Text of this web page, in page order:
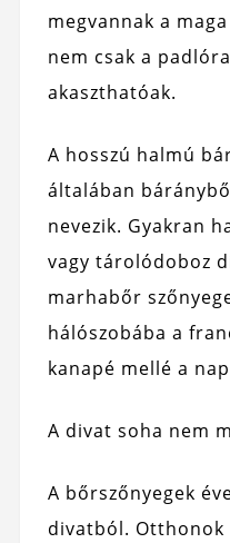
megvannak a
nem csak a
akaszthatóak.
A hosszú halmú
általában
nevezik. Gyakran
vagy tárolódoboz
marhabőr
hálószobába a
kanapé mellé a
A divat soha nem
A bőrszőnyegek
divatból. Otthonok